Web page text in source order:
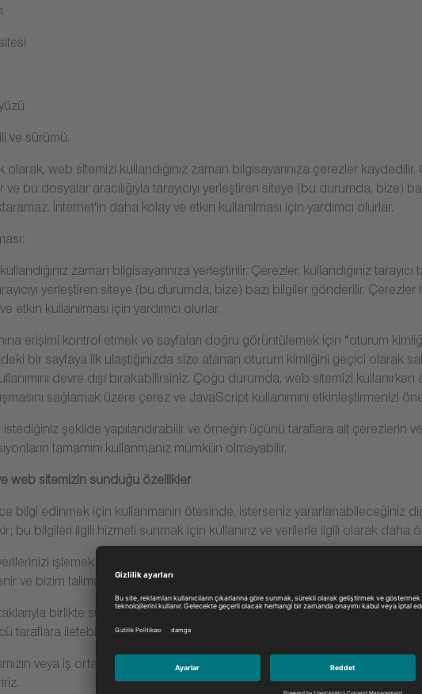
ve sürümü.
web sitemizi kullandığınız zaman bilgisayarınıza çerezler kaydedilir.
ve bu dosyalar aracılığıyla tarayıcıyı yerleştiren siteye (bu durumda, bize)
İnternet'in daha kolay ve etkin kullanılması için yardımcı olurlar.
zaman bilgisayarınıza yerleştirilir. Çerezler, kullandığınız
yerleştiren siteye (bu durumda, bize) bazı bilgiler gönderilir.
etkin kullanılması için yardımcı olurlar.
erişimi kontrol etmek ve sayfaları doğru görüntülemek için “oturum
bir sayfaya ilk ulaştığınızda size atanan oturum kimliğini geçici olarak
devre dışı bırakabilirsiniz. Çoğu durumda, web sitemizi
sağlamak üzere çerez ve JavaScript kullanımını etkinleştirmenizi
istediğiniz şekilde yapılandırabilir ve örneğin üçünü taraflara ait
tamamını kullanmanız mümkün olmayabilir.
web sitemizin sunduğu özellikler
bilgi edinmek için kullanmanın ötesinde, isterseniz yararlanabileceğiniz
bu bilgileri ilgili hizmeti sunmak için kullanırız ve verilerle ilgili olarak
işlemek için bizim dışımızdaki servis sağlayıcılarla bağlantı
ve bizim talimatlarımıza göre hareket ederler.
birlikte sunduğumuz promosyonlara veya yarışmalara katıldığınız
taraflara iletebiliriz. Bu konuda daha fazla bilgi için bize kişisel verilerinizi
veya iş ortaklarımızın merkezi, Avrupa Ekonomik Alanı dışındaki